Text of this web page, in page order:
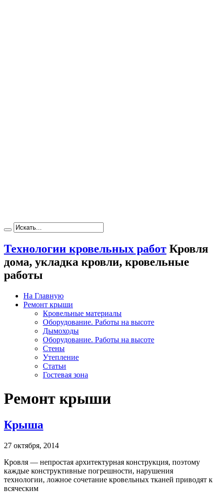
Технологии кровельных работ Кровля
дома, укладка кровли, кровельные
работы
На Главную
Ремонт крыши
Кровельные материалы
Оборудование. Работы на высоте
Дымоходы
Оборудование. Работы на высоте
Стены
Утепление
Статьи
Гостевая зона
Ремонт крыши
Крыша
27 октября, 2014
Кровля — непростая архитектурная конструкция, поэтому
каждые конструктивные погрешности, нарушения
технологии, ложное сочетание кровельных тканей приводят к
всяческим